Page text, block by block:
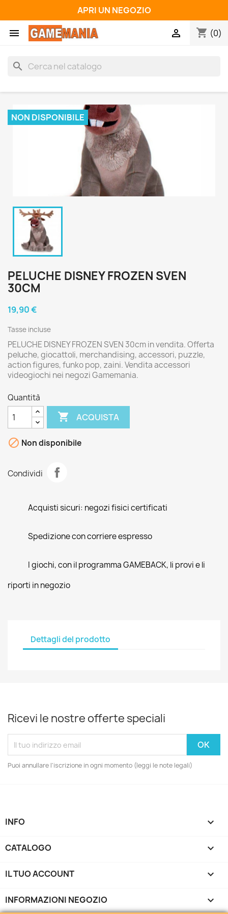
APRI UN NEGOZIO
 shopping_cart (0)

search
NON DISPONIBILE
PELUCHE DISNEY FROZEN SVEN
30CM
19,90 €
Tasse incluse
PELUCHE DISNEY FROZEN SVEN 30cm in vendita. Offerta
peluche, giocattoli, merchandising, accessori, puzzle,
action figures, funko pop, zaini. Vendita accessori
videogiochi nei negozi Gamemania.
Quantità
 ACQUISTA
 Non disponibile
Condividi
Acquisti sicuri: negozi fisici certificati
Spedizione con corriere espresso
I giochi, con il programma GAMEBACK, li provi e li
riporti in negozio
Dettagli del prodotto
Ricevi le nostre offerte speciali
Puoi annullare l'iscrizione in ogni momento (leggi le note legali)
INFO 
CATALOGO 
IL TUO ACCOUNT 
INFORMAZIONI NEGOZIO keyboard_arrow_down